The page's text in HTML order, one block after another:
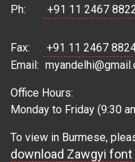
Ph: +91 11 2467
Fax:
+91 11 2467
Email:
Office Hours:
Monday to Friday (9:30
To view in Burmese,
download Zawgyi font